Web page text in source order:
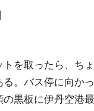
を取ったら、ち
。バス停に向か
黒板に伊丹空港